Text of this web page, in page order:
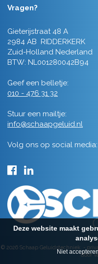
Vragen?
Gieterijstraat 48 A
2984 AB RIDDERKERK
Zuid-Holland Nederland
BTW: NL001280042B94
Geef een belletje:
010 - 476 31 32
Stuur een mailtje:
info@schaapgeluid.nl
Volg ons op social media:
© 2026 Schaap Geluidstechniek -
door
Deze website maakt
Niet accepteren